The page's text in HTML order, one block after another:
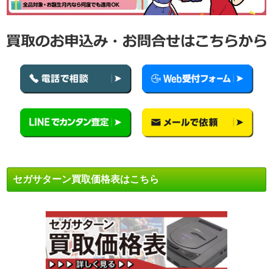
セガサターン買取価格表はこちら